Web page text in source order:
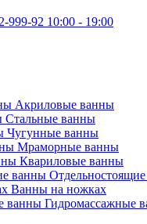
999-92 10:00 - 19:00
Акриловые ванны
Стальные ванны
Чугунные ванны
Мраморные ванны
Квариловые ванны
Ванны на ножках
Гидромассажные